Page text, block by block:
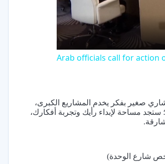
Arab officials call for action
صغير بفكر يخدم المشاريع الكبرى،
ستجد مساحة لإبداء رأيك وتجربة أفكارك،
شارع الوحدة)